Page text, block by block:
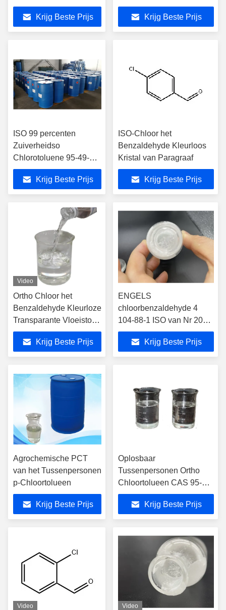
Krijg Beste Prijs Krijg Beste Prijs
ISO 99 percenten
Zuiverheidso
Chlorotoluene 95-49-8
OCT
Krijg Beste Prijs
ISO-Chloor het
Benzaldehyde Kleurloos
Kristal van Paragraaf
Krijg Beste Prijs
Video
Ortho Chloor het
Benzaldehyde Kleurloze
Transparante Vloeistof
van ISO
Krijg Beste Prijs
ENGELS
chloorbenzaldehyde 4
104-88-1 ISO van Nr 203-
247-4
Krijg Beste Prijs
Agrochemische PCT
van het Tussenpersonen
p-Chloortolueen
Krijg Beste Prijs
Oplosbaar
Tussenpersonen Ortho
Chloortolueen CAS 95-49-
8
Krijg Beste Prijs
Video Video